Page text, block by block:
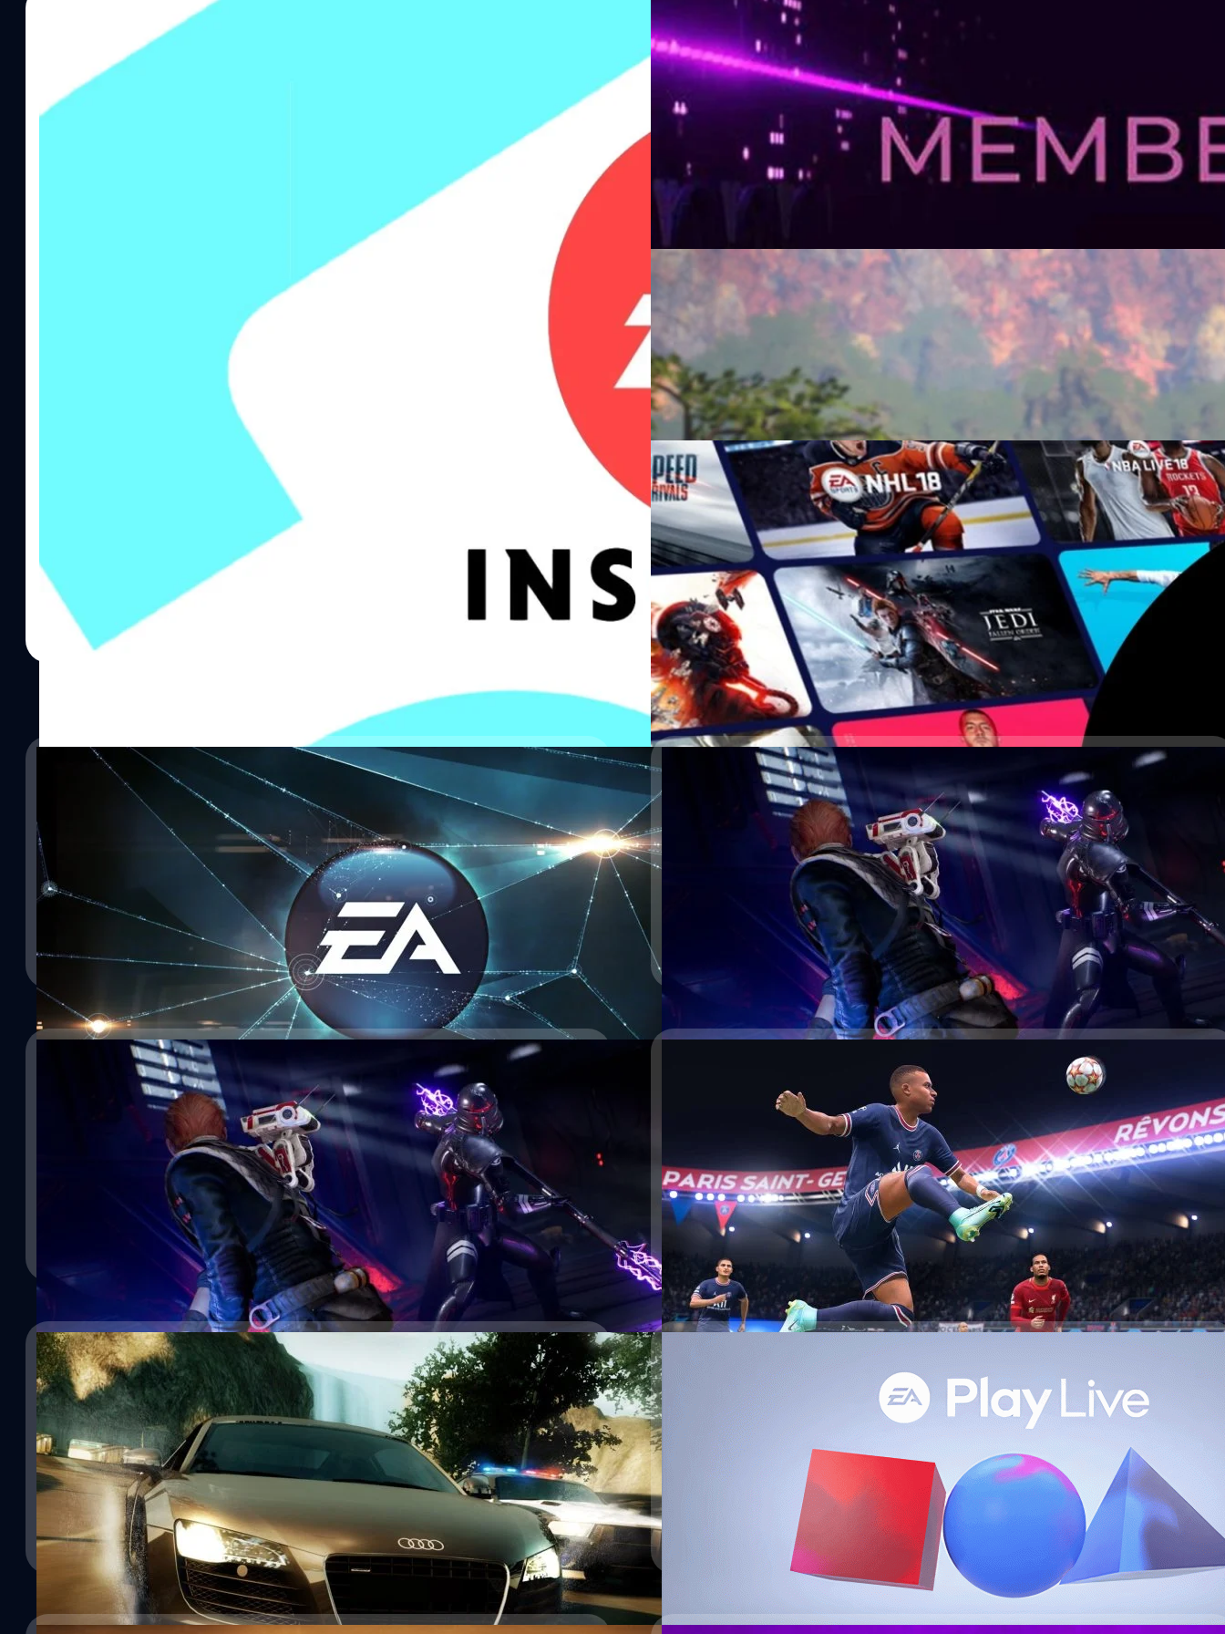
วงศกร ปฐมชัยวัฒน์
Read More
EA ปลดพนักงาน 670 คน ส่วนค่าย Insomniac บอกมันคือช่วงเวลาที่ยาก
ถึงคิวยักษ์ใหญ่อย่าง EA ที่มีการประกาศอย่างเป็นทางการว่าเตรียมปลดพนักงานจำนวน 670 คนคิดเป็น 5%
27/09/2023
SAG-AFTRA อนุมัติให้ประท้วงอุตสาหกรรมเกม หากเจรจาสัญญาจ้างแรงงาน
ใหม่ล้มเหลว
เมื่อวันจันทร์ที่ผ่านมา สมาพันธ์นักแสดง และ ศิลปิน SAG-AFTRA เผยว่า 98.32% ของสมาชิกผู้ลงคะแนน
โหวต อนุมัติให้สามารถประท้วงอุตสาหกรรมเกม หรือ บริษัทเกมชั้นนำอย่าง Epic Games, EA, Activision
Blizzard และ อีกมากมาย หากการเจรจาสัญญาจ้างแรงงานใหม่ในวันอังคารที่จะถึงนี้ล้มเหลว
กรณ์รัฐภาส ธนวัตไชยศรี| 1044 days ago
17/09/2023
EA ยุติการสนับสนุน Wild Hearts หลังจากเปิดตัวแค่ 7 เดือนเท่านั้น
EA ยุติการสนับสนุน Wild Hearts หลังจากเปิดตัวแค่ 7 เดือนเท่านั้น
จีรนาถ เรืองทรัพย์| 1054 days ago
Read More
04/08/2023
ค่าย EA ทำรายได้ทะลุ 1,500 ล้านเหรียญ เพิ่มขึ้น 21% เพราะเกม Star Wars และ
FIFA
EA ได้ประกาศรายได้ประจำไตรมาสแรกของปีงบประมาณล่าสุด ที่สิ้นสุดในวันที่ 30 มิถุนายน 2023 ทางค่าย
ทำรายได้มากถึง 1,578 ล้านเหรียญ
วงศกร ปฐมชัยวัฒน์ | 1098 days ago
Read More
11/05/2022
EA มีแผนจะเปิดตัว ‘เกมดัง’ และ ‘เกมฉบับรีเมก’ ในช่วงต้นปี 2023
จากรายงานผลประกอบการในไตรมาสล่าสุด (สิ้นสุดวันที่ 31 มีนาคม 2022) ระบุว่าค่ายเกม Electronic
Arts จะปล่อย ‘เกมดัง’ และ ‘เกมฉบับรีเมก’ ออกมาในช่วงต้นปี 2023 พร้อมกับเกมจากพาร์ตเนอร์และเกม
กีฬา ซึ่ง EA ยังไม่เปิดเผยชื่อของทั้ง 4 เกมต่อสาธารณะ เว็บไซต์ Gematsu คาดเดาว่า เกมฉบับรีเมกคือ
Dead Space ที่ Motive กำลังพัฒนาบนแพลตฟอร์ม PlayStation 5, Xbox Series X|S และ PC อย่างไร
ก็ตามแม้ EA เคยประกาศว่าจะเปิดให้เล่นเกม Dead Space ในช่วงต้นปี 2023 แต่ EA ไม่ได้ระบุเกมนี้ไว้ใน
ตารางวางจำหน่าย จึงทำให้เกิดคำถามว่า Dead Space เป็นเกมฉบับรีเมกที่ EA กล่าวถึงหรือไม่ หรือมันถูก
เลื่อนวางจำหน่าย ที่มา: gematsu\\…
| 1548 days ago
ลือ Star Wars Jedi: Fallen Order 2 อาจเปิดตัวในงาน Star Wars
Celebration
Star Wars Jedi: Fallen Order 2 ถือว่าเป็นโปรเจกต์ลับของ EA ที่แอบซุ่มพัฒนากันอยู่ และมีความเป็นไปได้
ว่าอาจจะได้เห็นอะไรบางอย่างของเกมนี้ในเร็ววันนี้ ในเดือนพฤษภาคมของทุกปี จะมีการจัดงาน Star Wars
Celebration งานที่สำหรับแฟน Star Wars โดยเฉพาะ เจฟฟ์ กรับ (Jeff Grubb) เปิดเผยในพอดแคสต์
GamesBeat Decides ตอนล่าสุด เขาได้ข่าวจากวงในว่าอาจจะได้เห็นบางอย่างเกี่ยวกับ Star Wars Jedi:
Fallen Order 2 "พวกเราจะได้ยินอะไรบางอย่างในเดือนพฤษภาคม ในงาน Star Wars Celebration มีบาง
อย่างกำลังมา เปิดดวงตาให้พร้อมและยืนยันได้ 100%" กรับ เผย เจฟฟ์ กรับไม่แน่ใจว่า Star Wars Jedi:
Fallen Order 2 จะวางจำหน่ายช่วงไหน อาจเป็นช่วงปลายปี ค.ศ.…
| 1598 days ago
ชุมชนชาว PC ดีใจ Star Wars Jedi: Fallen Order ถอนเทคโนโลยี Denuvo
ออกจากเกมแล้ว
Star Wars Jedi: Fallen Order เป็นเกมที่ยอดเยี่ยมเกมนึงในปี ค.ศ. 2019 และหลังจากนั้น 2 ปี เกมก็อาจจะ
ยังดีสำหรับผู้เล่นบางคน ผู้เล่นที่ไม่ได้เล่นตั้งแต่ช่วงเกมวางจำหน่ายใหม่ ๆ Respawn Entertainment และ
EA ทำการถอนเทคโนโลยี Denuvo DRM ออกจากตัวเกมแล้ว อยากที่ทราบกันว่าเทคโนโลยี Denuvo เป็น
เทคโนโลยีป้องกันการแกะไฟล์ ซึ่งจะป้องกันการแกะไฟล์เกมที่ใช้ผ่านระบบ Digital Right Management
(DRM) ซึ่งพัฒนาโดยทีมงานค่าย Denuvo Software Solutions GmbH จากประเทศออสเตรีย มีหลายเกม
ของ PC ใส่เทคโนโลยีนี้เข้ามาภายในเกม แม้เทคโนโลยีนี้จะมีข้อดีในการกันพวกแกะไฟล์ไปเป็นเกมเถื่อน
แต่ข้อเสียก็มีเช่นเดียวกัน เทคโนโลยี Denuvo ทำให้ CPU ทำงานหนักขึ้น และมีปัญหาด้านการปรับแต่งตัว
เกมบางอย่าง ทำให้ชุมชนนักเล่นเกม PC ไม่ค่อยชื่นชอบ Star Wars Jedi: Fallen Order…
| 1725 days ago
25/07/2021
ข่าวลือ FIFA อาจจะเปิดให้เล่นฟรีในอนาคต
มีแหล่งข่าวออกมาเปิดเผยว่า FIFA อาจจะเป็นเกมฟรี เหมือนกับที่ก่อนหน้านี้ Pro Evolution Soccer หรือ
PES ถูกเปลี่ยนชื่อเป็น eFootball และเปิดให้เล่นฟรี ตอนนี้ยังไม่มีการออกมาประกาศอะไรจากทาง EA และ
FIFA 22 ยังไม่ใช่เกมที่เปิดให้เล่นฟรี จากรายงาน FIFA 23 จะเป็นเกมฟรี
จีรนาถ เรืองทรัพย์ | 1837 days ago
Read More
01/06/2021
EA ประกาศยุติการวางจำหน่าย Need for Speed หลายภาค จากหน้าร้านดิจิทัล
แล้ว
EA ประกาศ Need for Speed Carbon, Need for Speed Undercover, Need for Speed Shift, Need for
Speed Shift 2: Unleashed และ Need for Speed The Run จะถูกถอนออกจากหน้าร้านดิจิทัล ตั้งแต่ 31
พฤษภาคม 2021 EA ลงข่าวในเว็บไซต์ Reddit ถึงชุมชน Need for Speed บรรดาเกมจากซีรีส์แข่งรถ Need
for Speed จะถูกถอนออกจากหน้าร้านดิจิทัลตั้งแต่วันที่ 31 พฤษภาคม เป็นต้นไป ขณะที่ใครยังมีเกมอยู่
ระบบ Online ยังคงเปิดให้เล่นเหมือนปกติ ระบบจะสิ้นสุดถึงวันที่ 31 สิงหาคม 2021 พอวันที่…
จีรนาถ เรืองทรัพย์| 1892 days ago
Read More
12/05/2021
EA Play Live 2021 กำหนดไลฟ์สตรีมในวันที่ 22 กรกฏาคม นี้